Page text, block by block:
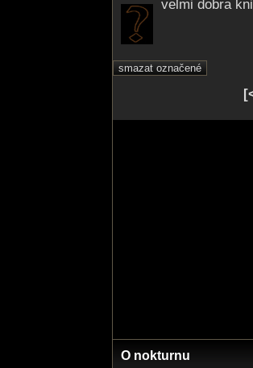
velmi dobra
O nokturnu